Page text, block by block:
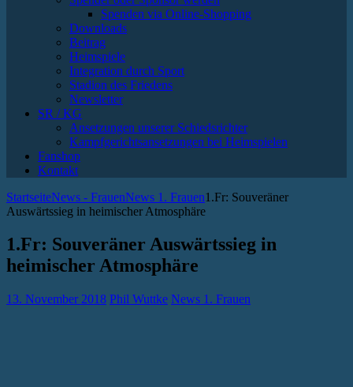
Spenden via Online-Shopping
Downloads
Beitrag
Heimspiele
Integration durch Sport
Stadion des Friedens
Newsletter
SR / KG
Ansetzungen unserer Schiedsrichter
Kampfgerichtsansetzungen bei Heimspielen
Fanshop
Kontakt
StartseiteNews - FrauenNews 1. Frauen1.Fr: Souveräner
Auswärtssieg in heimischer Atmosphäre
1.Fr: Souveräner Auswärtssieg in
heimischer Atmosphäre
13. November 2018 Phil Wuttke News 1. Frauen